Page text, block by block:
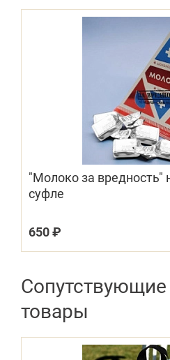
"Молоко за вредность"
суфле
650 ₽
Сопутствующие
товары